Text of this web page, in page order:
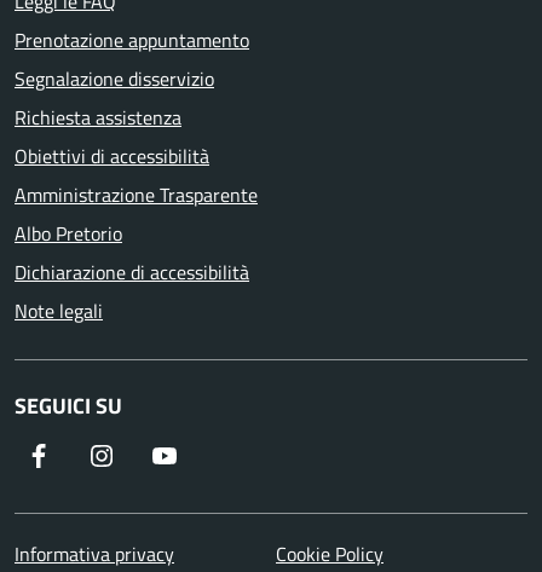
Prenotazione appuntamento
Segnalazione disservizio
Richiesta assistenza
Obiettivi di accessibilità
Amministrazione Trasparente
Albo Pretorio
Dichiarazione di accessibilità
Note legali
SEGUICI SU
Informativa privacy Cookie Policy